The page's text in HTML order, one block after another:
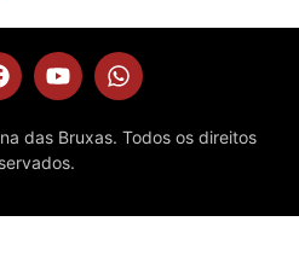
das Bruxas. Todos os direitos